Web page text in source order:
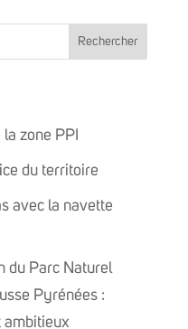
zone PPI
du territoire
avec la navette
du Parc Naturel
Pyrénées :
ambitieux